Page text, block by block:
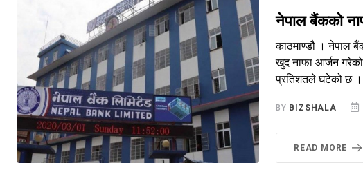
नेपाल बैंकको
काठमाण्डौ । नेपाल
खुद नाफा आर्जन
प्रतिशतले घटेको छ ।
BY BIZSHALA
READ MORE